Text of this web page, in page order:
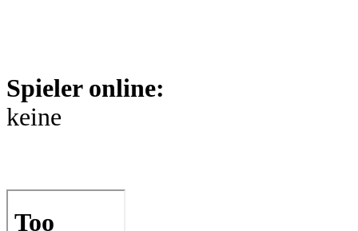
Spieler online:
keine